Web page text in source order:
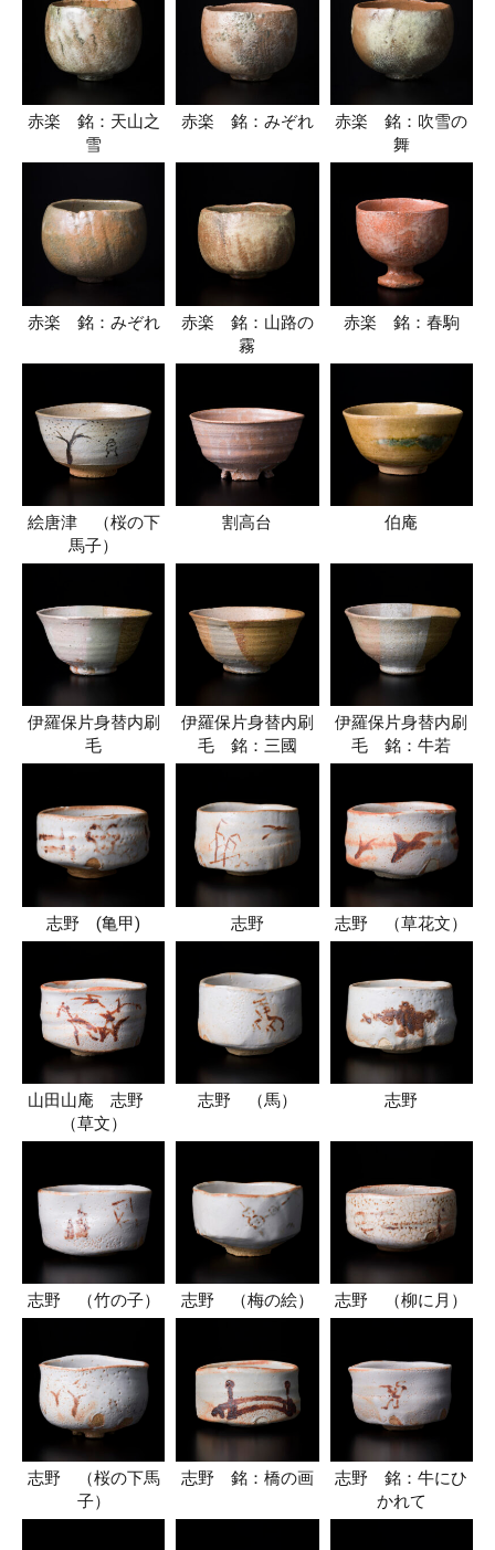
赤楽 銘：天山之
雪
赤楽 銘：みぞれ
赤楽 銘：吹雪の
舞
赤楽 銘：みぞれ
赤楽 銘：山路の
霧
赤楽 銘：春駒
絵唐津 （桜の下
馬子）
割高台 伯庵
伊羅保片身替内刷
毛
伊羅保片身替内刷
毛 銘：三國
伊羅保片身替内刷
毛 銘：牛若
志野 (亀甲) 志野 志野 （草花文）
山田山庵 志野
（草文）
志野 （馬） 志野
志野 （竹の子） 志野 （梅の絵） 志野 （柳に月）
志野 （桜の下馬
子）
志野 銘：橋の画
志野 銘：牛にひ
かれて